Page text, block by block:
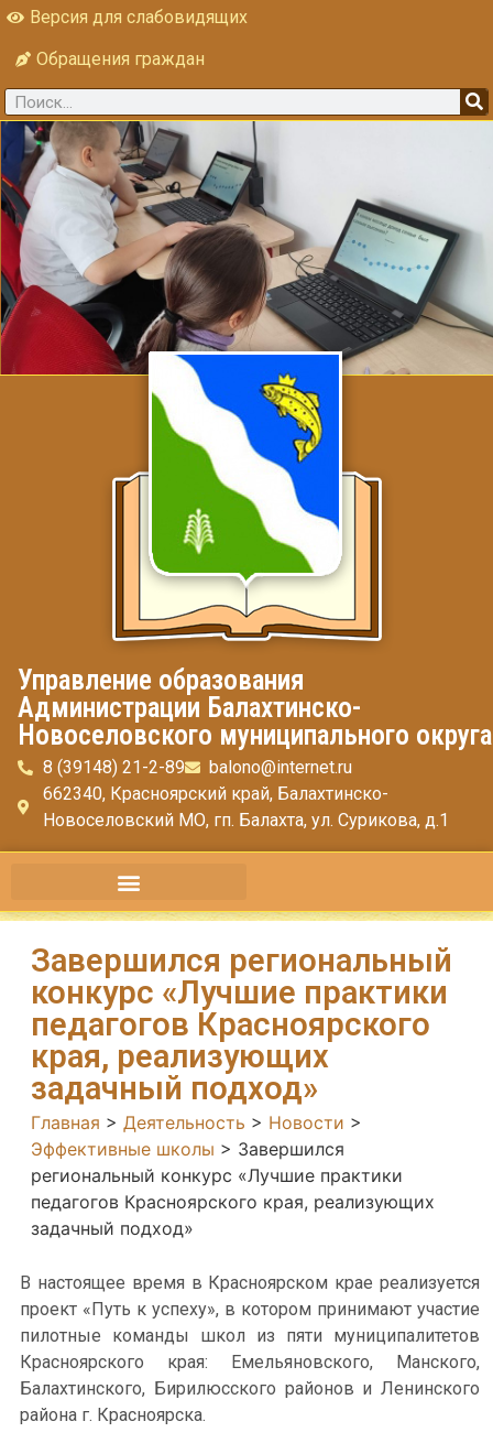
Версия для слабовидящих
Обращения граждан
Управление образования
Администрации Балахтинско-
Новоселовского муниципального округа
8 (39148) 21-2-89
balono@internet.ru
662340, Красноярский край, Балахтинско-
Новоселовский МО, гп. Балахта, ул. Сурикова, д.1
Завершился региональный
конкурс «Лучшие практики
педагогов Красноярского
края, реализующих
задачный подход»
Главная > Деятельность > Новости >
Эффективные школы > Завершился
региональный конкурс «Лучшие практики
педагогов Красноярского края, реализующих
задачный подход»
В настоящее время в Красноярском крае реализуется
проект «Путь к успеху», в котором принимают участие
пилотные команды школ из пяти муниципалитетов
Красноярского края: Емельяновского, Манского,
Балахтинского, Бирилюсского районов и Ленинского
района г. Красноярска.